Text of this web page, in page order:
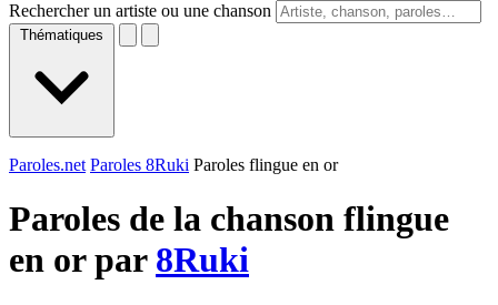
Rechercher un artiste ou une chanson
Thématiques
Paroles.net Paroles 8Ruki Paroles flingue en or
Paroles de la chanson flingue
en or par 8Ruki